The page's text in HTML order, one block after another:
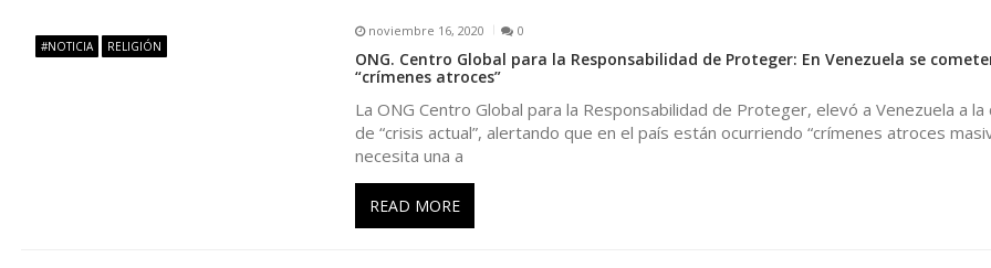
g#NOTICIA RELIGIÓN
noviembre 16, 2020 0
ONG. Centro Global para la Responsabilidad de Proteger: En Venezuela se
“crímenes atroces”
La ONG Centro Global para la Responsabilidad de Proteger, elevó a Venezuela a la
de “crisis actual”, alertando que en el país están ocurriendo “crímenes atroces
necesita una a
READ MORE